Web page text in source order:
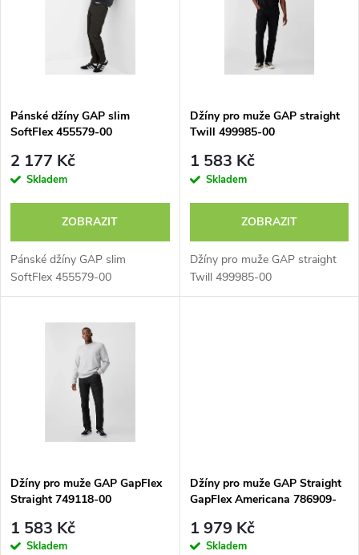
p
r
o
d
u
s
p
r
d
u
Pánské džíny GAP slim
SoftFlex 455579-00
2 177 Kč
Skladem
ZOBRAZIT
Pánské džíny GAP slim
SoftFlex 455579-00
Džíny pro muže GAP straight
Twill 499985-00
1 583 Kč
Skladem
ZOBRAZIT
Džíny pro muže GAP straight
Twill 499985-00
Džíny pro muže GAP GapFlex
Straight 749118-00
1 583 Kč
Skladem
Džíny pro muže GAP Straight
GapFlex Americana 786909-
1 979 Kč
Skladem